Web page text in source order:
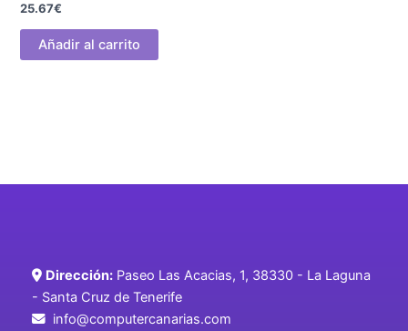
25.67€
Añadir al carrito
Dirección: Paseo Las Acacias, 1, 38330 - La Laguna
- Santa Cruz de Tenerife
info@computercanarias.com